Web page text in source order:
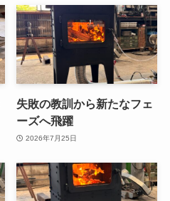
失敗の教訓から新たなフェ
ーズへ飛躍
2026年7月25日